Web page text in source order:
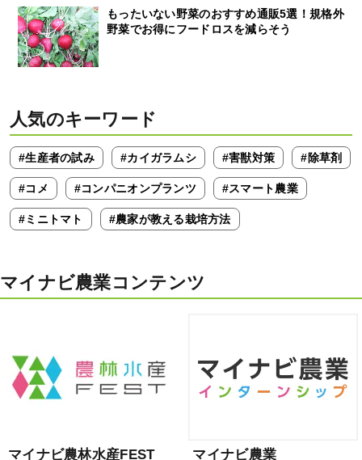
もったいない野菜のおすすめ通販5選！規格外
野菜でお得にフードロスを減らそう
人気のキーワード
#生産者の試み #カイガラムシ #害獣対策 #除草剤
#コメ #コンパニオンプランツ #スマート農業
#ミニトマト #農家が教える栽培方法
マイナビ農業コンテンツ
マイナビ農林水産FEST
マイナビ農業